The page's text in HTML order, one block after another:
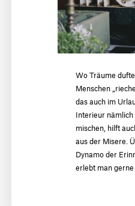
Wo Träume
Menschen
das auch im
Interieur
mischen, hilft
aus der Misere.
Dynamo der
erlebt man gerne